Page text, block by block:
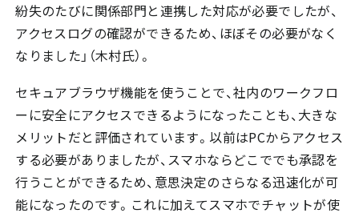
紛失のたびに関係部門と連携した対応が必要でしたが、
アクセスログの確認ができるため、ほぼその必要がなく
なりました」（木村氏）。
セキュアブラウザ機能を使うことで、社内のワークフロ
ーに安全にアクセスできるようになったことも、大きな
メリットだと評価されています。以前はPCからアクセス
する必要がありましたが、スマホならどこででも承認を
行うことができるため、意思決定のさらなる迅速化が可
能になったのです。これに加えてスマホでチャットが使